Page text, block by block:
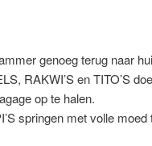
genoeg terug naar
RAKWI’S en TITO’S
op te halen.
springen met volle